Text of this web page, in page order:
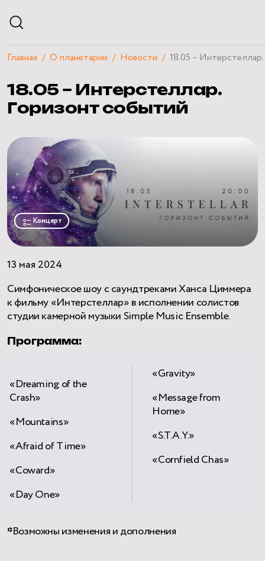
РАСПИСАНИЕ
ЭКСКУРСИИ
КУРСЫ И ЛЕКЦИИ
ПОСЕТИТЕЛЯМ
О ПЛАНЕТАРИИ
НАУЧНЫЙ БЛОГ
КВИЗЫ
Главная О планетарии Новости 18.05 –
18.05 – Интерстеллар.
Горизонт событий
Концерт
13 мая 2024
Симфоническое шоу с саундтреками Ханса Циммера
к фильму «Интерстеллар» в исполнении солистов
студии камерной музыки Simple Music Ensemble.
Программа:
«Dreaming of the
Crash»
«Mountains»
«Afraid of Time»
«Coward»
«Day One»
«Gravity»
«Message from
Home»
«S.T.A.Y.»
«Cornfield Chas»
*Возможны изменения и дополнения